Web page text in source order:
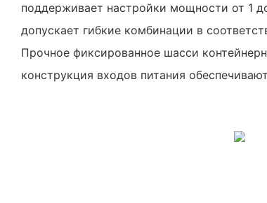
поддерживает настройки мощности от 1
допускает гибкие комбинации в
Прочное фиксированное шасси
конструкция входов питания